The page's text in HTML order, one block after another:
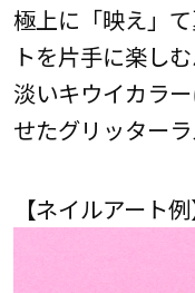
極上に「映え」
トを片手に楽し
淡いキウイカラ
せたグリッターラ
【ネイルアート例